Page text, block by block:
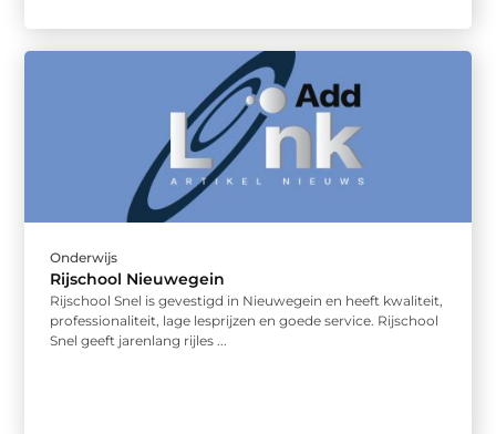
Onderwijs
Rijschool Nieuwegein
Rijschool Snel is gevestigd in Nieuwegein en heeft kwaliteit,
professionaliteit, lage lesprijzen en goede service. Rijschool
Snel geeft jarenlang rijles ...